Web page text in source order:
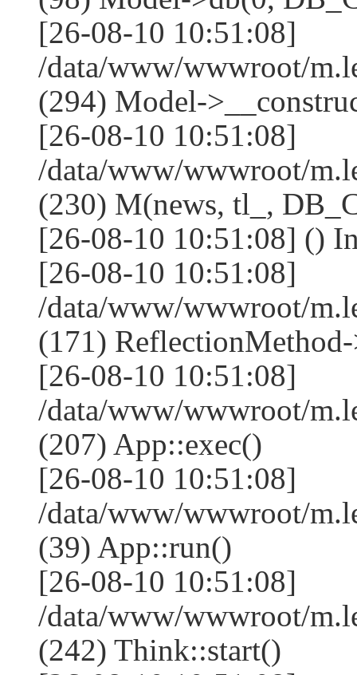
[26-08-10 10:51:08]
/data/www/wwwroot/
(294) Model-
[26-08-10 10:51:08]
/data/www/wwwroot/
(230) M(news, tl_,
[26-08-10 10:51:08] ()
[26-08-10 10:51:08]
/data/www/wwwroot/
(171)
[26-08-10 10:51:08]
/data/www/wwwroot/
(207) App::exec()
[26-08-10 10:51:08]
/data/www/wwwroot/
(39) App::run()
[26-08-10 10:51:08]
/data/www/wwwroot/
(242) Think::start()